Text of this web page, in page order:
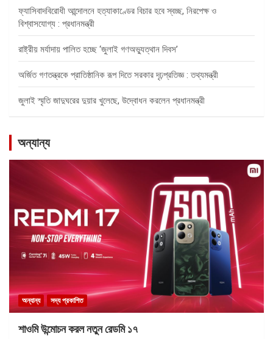
ফ্যাসিবাদবিরোধী আন্দোলনে হত্যাকাণ্ডের বিচার হবে স্বচ্ছ, নিরপেক্ষ ও
বিশ্বাসযোগ্য : প্রধানমন্ত্রী
রাষ্ট্রীয় মর্যাদায় পালিত হচ্ছে ‘জুলাই গণঅভ্যুত্থান দিবস’
অর্জিত গণতন্ত্রকে প্রাতিষ্ঠানিক রূপ দিতে সরকার দৃঢ়প্রতিজ্ঞ : তথ্যমন্ত্রী
জুলাই স্মৃতি জাদুঘরের দুয়ার খুলেছে, উদ্বোধন করলেন প্রধানমন্ত্রী
অন্যান্য
অন্যান্য সদ্য প্রকাশিত
শাওমি উন্মোচন করল নতুন রেডমি ১৭